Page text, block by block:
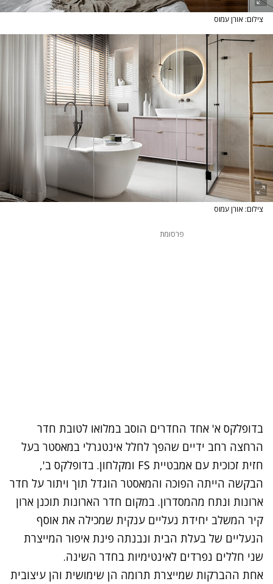
צילום: אורן עמוס
צילום: אורן עמוס
פרסומת
בדופלקס א' אחד החדרים הוסב במלואו לטובת חדר
הרחצה רחב ידיים שהפך לחלל אינטגרלי במאסטר בעל
חזית זכוכית עם אמבטיית FS ומקלחון. בדופלקס ב',
הבקשה הייתה הפוכה והמאסטר הוגדל תוך ויתור על חדר
ארונות ונתח מהמסדרון. במקום חדר הארונות תוכנן ארון
קיר המשלב יחידת נעליים ענקית שמכילה את אוסף
הנעליים של בעלת הבית ונבנתה פינת איפור המייצרת
שני חללים נפרדים לאינטימיות בחדר השינה.
אחת ההברקות שמייצרת תרומה הן שימושית והן עיצובית